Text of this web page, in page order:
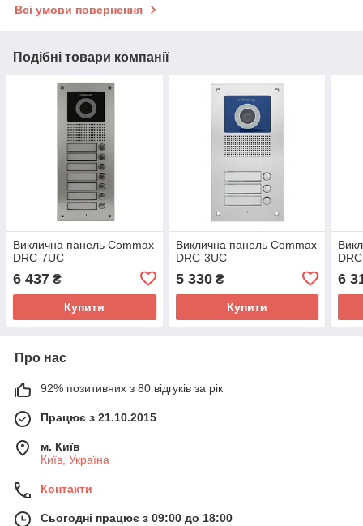
Всі умови повернення
Подібні товари компанії
Виклична панель Commax
DRC-7UC
6 437 ₴
Купити
Виклична панель Commax
DRC-3UC
5 330₴
Купити
6
Про нас
92% позитивних з 80 відгуків за рік
Працює з 21.10.2015
м. Київ
Київ, Україна
Контакти
Сьогодні працює з 09:00 до 18:00